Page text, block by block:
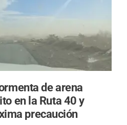
de arena
en la Ruta 40 y
precaución